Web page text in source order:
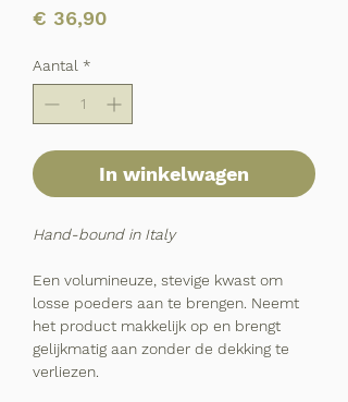
€ 36,90Prijs
Aantal *
In winkelwagen
Hand-bound in Italy
Een volumineuze, stevige kwast om
losse poeders aan te brengen. Neemt
het product makkelijk op en brengt
gelijkmatig aan zonder de dekking te
verliezen.